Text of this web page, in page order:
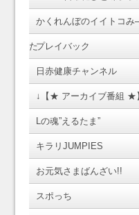
かくれんぼのイイトコ
たプレイバック
日赤健康チャンネル
↓【★ アーカイブ番組 ★
Lの魂”えるたま”
キラリJUMPIES
お元気さまばんざい!!
スポっち